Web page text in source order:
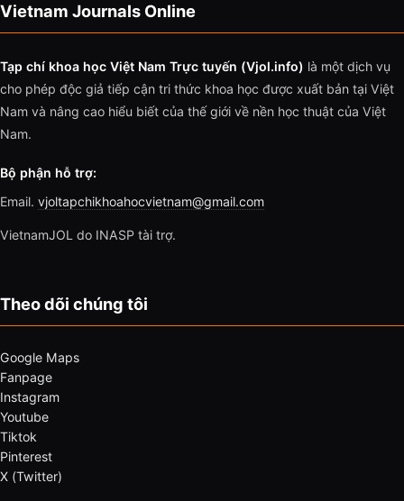
Vietnam Journals Online
Tạp chí khoa học Việt Nam Trực tuyến (Vjol.info) là một dịch vụ
cho phép độc giả tiếp cận tri thức khoa học được xuất bản tại Việt
Nam và nâng cao hiểu biết của thế giới về nền học thuật của Việt
Nam.
Bộ phận hỗ trợ:
Email. vjoltapchikhoahocvietnam@gmail.com
VietnamJOL do INASP tài trợ.
Theo dõi chúng tôi
Google Maps
Fanpage
Instagram
Youtube
Tiktok
Pinterest
X (Twitter)